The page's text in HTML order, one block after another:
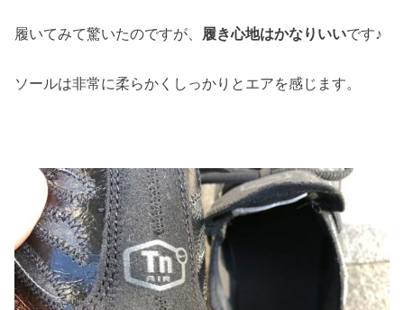
履いてみて驚いたのですが、 履き心地はかなりいいです♪
ソールは非常に柔らかくしっかりとエアを感じます。